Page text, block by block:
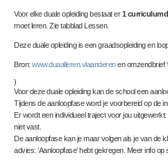
Voor elke duale opleiding bestaat er1
moet leren. Zie tabblad Lessen.
Deze duale opleiding is een graadsopleiding en
Bron: www.duaalleren.vlaanderenen omzendbrief ‘
)
Voor deze duale opleiding kan de school een
Tijdens de aanloopfase word je voorbereid op de
Er wordt een individueel traject voor jou
niet vast.
De aanloopfase kan je maar volgen als je van de
advies: ‘Aanloopfase’ hebt gekregen. Meer info op